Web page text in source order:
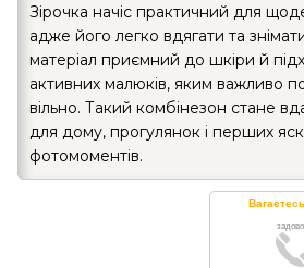
Зірочка начіс практичний для
адже його легко вдягати та
матеріал приємний до шкіри й
активних малюків, яким важливо
вільно. Такий комбінезон стане
для дому, прогулянок і перших
фотомоментів.